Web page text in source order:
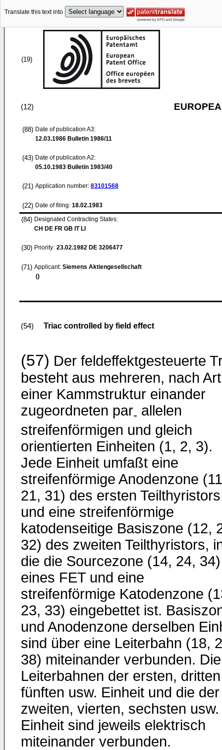
Translate this text into
(19)
(12)
(88) Date of publication A3:
12.03.1986 Bulletin 1986/11
(43) Date of publication A2:
05.10.1983 Bulletin 1983/40
(21) Application number: 83101568
(22) Date of filing: 18.02.1983
(84) Designated Contracting States:
CH DE FR GB IT LI
(30) Priority: 23.02.1982 DE 3206477
(71) Applicant: Siemens Aktiengesellschaft
()
(54) Triac controlled by field effect
(57) Der feldeffektgesteuerte
besteht aus mehreren, nach Art
einer Kammstruktur einander
zugeordneten par- allelen
streifenförmigen und gleich
orientierten Einheiten (1, 2, 3).
Jede Einheit umfaßt eine
streifenförmige Anodenzone
21, 31) des ersten Teilthyristors
und eine streifenförmige
katodenseitige Basiszone (12,
32) des zweiten Teilthyristors,
die die Sourcezone (14, 24, 34)
eines FET und eine
streifenförmige Katodenzone
23, 33) eingebettet ist.
und Anodenzone derselben
sind über eine Leiterbahn (18,
38) miteinander verbunden. Die
Leiterbahnen der ersten,
fünften usw. Einheit und die der
zweiten, vierten, sechsten usw.
Einheit sind jeweils elektrisch
miteinander verbunden.